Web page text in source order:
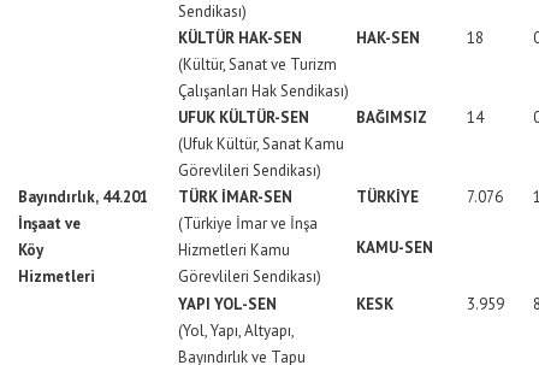
Sendikası)
KÜLTÜR HAK-SEN
HAK-SEN 18
(Kültür, Sanat ve Turizm
Çalışanları Hak Sendikası)
UFUK KÜLTÜR-SEN
BAĞIMSIZ 14
(Ufuk Kültür, Sanat Kamu
Görevlileri Sendikası)
Bayındırlık,
İnşaat ve
Köy
Hizmetleri
44.201 TÜRK İMAR-SEN TÜRKİYE
KAMU-SEN
7.076
(Türkiye İmar ve İnşa
Hizmetleri Kamu
Görevlileri Sendikası)
YAPI YOL-SEN
KESK 3.959
(Yol, Yapı, Altyapı,
Bayındırlık ve Tapu